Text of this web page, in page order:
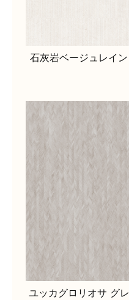
石灰岩ベージュレイン
ユッカグロリオサ グレ